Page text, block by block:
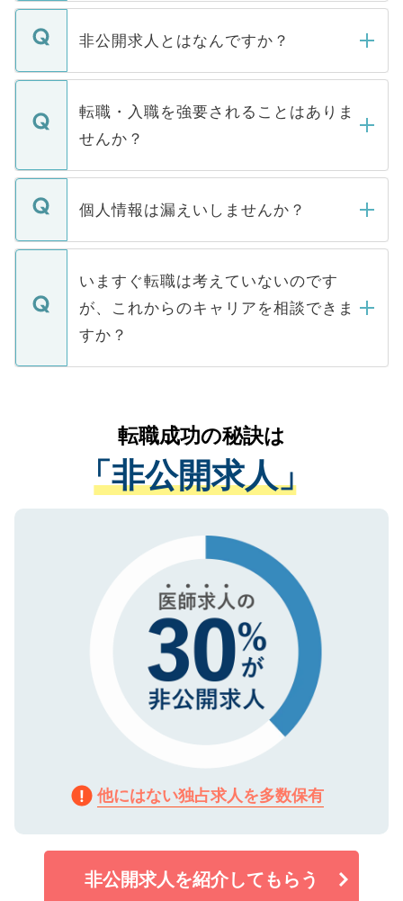
ご登録いただきましたら、弊社担当者がご
登録内容を確認し、その後メールもしくは
ます。通常、5営業日以内にはご連絡をせて
いただきますので、しばらくお待ちくださ
い。
非公開求人とはなんですか？
マイナビDOCTORで取り扱っている求人の
うち約3割は、Webサイトからご覧いただ
けない「非公開求人」です。非公開求人は
下記の理由によって、一般には公開してい
ません。
■応募殺到を避けるため 人気のある医療機
関を公にしてしまうと、応募が殺到する場
に、医療機関が求める条件に合った人材の
みを人材紹介会社に依頼するケースが増え
ています。
転職・入職を強要されることはありま
せんか？
転職・入職を強要することは一切ありませ
ん。また、仮に応募先から内定をいただい
定を承諾する必要はありません。内定先へ
の辞退の連絡はキャリアパートナーが行い
ますので、ご安心ください。
個人情報は漏えいしませんか？
個人情報が漏えいすることはありませんの
で、ご安心ください。当サイトからの登録
などで収集したご登録者様の個人情報は、
ご本人のキャリアアップおよび転職活動の
支援を目的に使用いたします。お預かりし
ているすべての個人データはご本人の許可
は、個人情報の取り扱いについての厳密な
管理基準を満たした事業者のみに付与され
る、プライバシーマークを取得済みです。
ご登録いただいた個人情報は、SSL（デー
で、機密保持に関してもご安心ください。
いますぐ転職は考えていないのです
が、これからのキャリアを相談できま
すか？
かがいして、現在の医療機関の状況や紹介
経験をまじえながら、適切なアドバイスを
させていただきます。すぐにご転職をされ
ない方には、長期的なサポートが可能です
ので、まずはご登録ください。
転職成功の秘訣は
「非公開求人」
他にはない独占求人を多数保有
非公開求人を紹介してもらう